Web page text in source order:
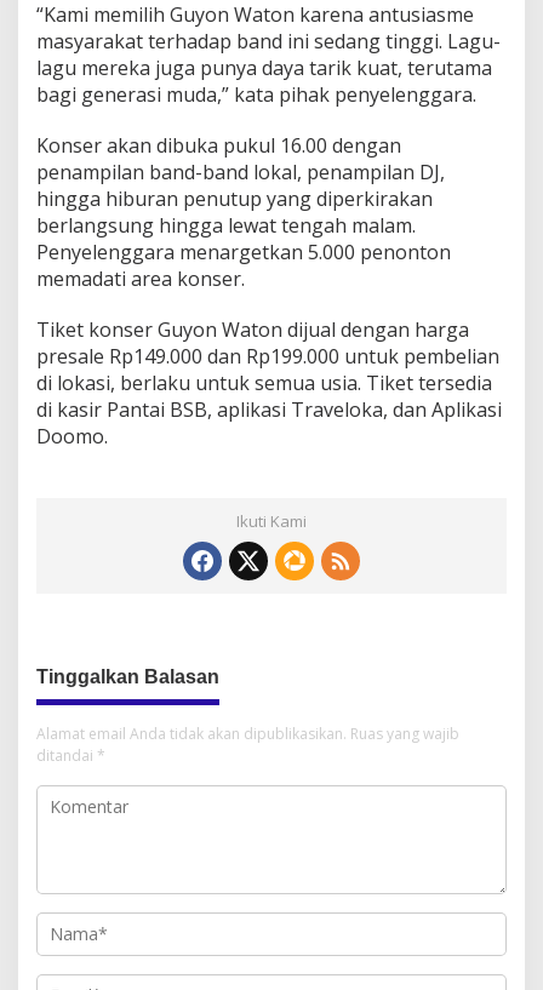
“Kami memilih Guyon Waton karena antusiasme
masyarakat terhadap band ini sedang tinggi. Lagu-
lagu mereka juga punya daya tarik kuat, terutama
bagi generasi muda,” kata pihak penyelenggara.
Konser akan dibuka pukul 16.00 dengan
penampilan band-band lokal, penampilan DJ,
hingga hiburan penutup yang diperkirakan
berlangsung hingga lewat tengah malam.
Penyelenggara menargetkan 5.000 penonton
memadati area konser.
Tiket konser Guyon Waton dijual dengan harga
presale Rp149.000 dan Rp199.000 untuk pembelian
di lokasi, berlaku untuk semua usia. Tiket tersedia
di kasir Pantai BSB, aplikasi Traveloka, dan Aplikasi
Doomo.
Ikuti Kami
Tinggalkan Balasan
Alamat email Anda tidak akan dipublikasikan. Ruas yang wajib
ditandai *